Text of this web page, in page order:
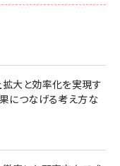
拡大と効率化を実現す
果につなげる考え方な